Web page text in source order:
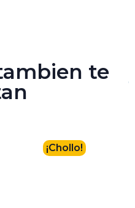
te
¡Chollo!